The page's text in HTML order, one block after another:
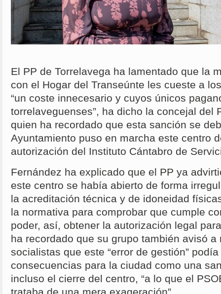
El PP de Torrelavega ha lamentado que la
con el Hogar del Transeúnte les cueste a
“un coste innecesario y cuyos únicos
torrelaveguenses”, ha dicho la concejal del
quien ha recordado que esta sanción se
Ayuntamiento puso en marcha este centro
autorización del Instituto Cántabro de
Fernández ha explicado que el PP ya
este centro se había abierto de forma
la acreditación técnica y de idoneidad
la normativa para comprobar que cumple
poder, así, obtener la autorización legal
ha recordado que su grupo también avisó a
socialistas que este “error de gestión”
consecuencias para la ciudad como una
incluso el cierre del centro, “a lo que el